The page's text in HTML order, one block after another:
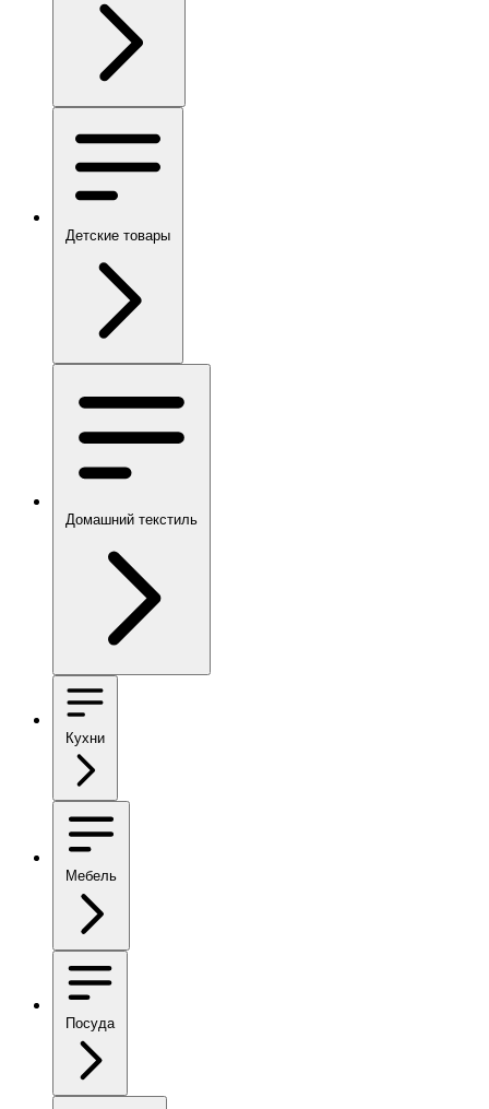
Детские товары
Домашний текстиль
Кухни
Мебель
Посуда